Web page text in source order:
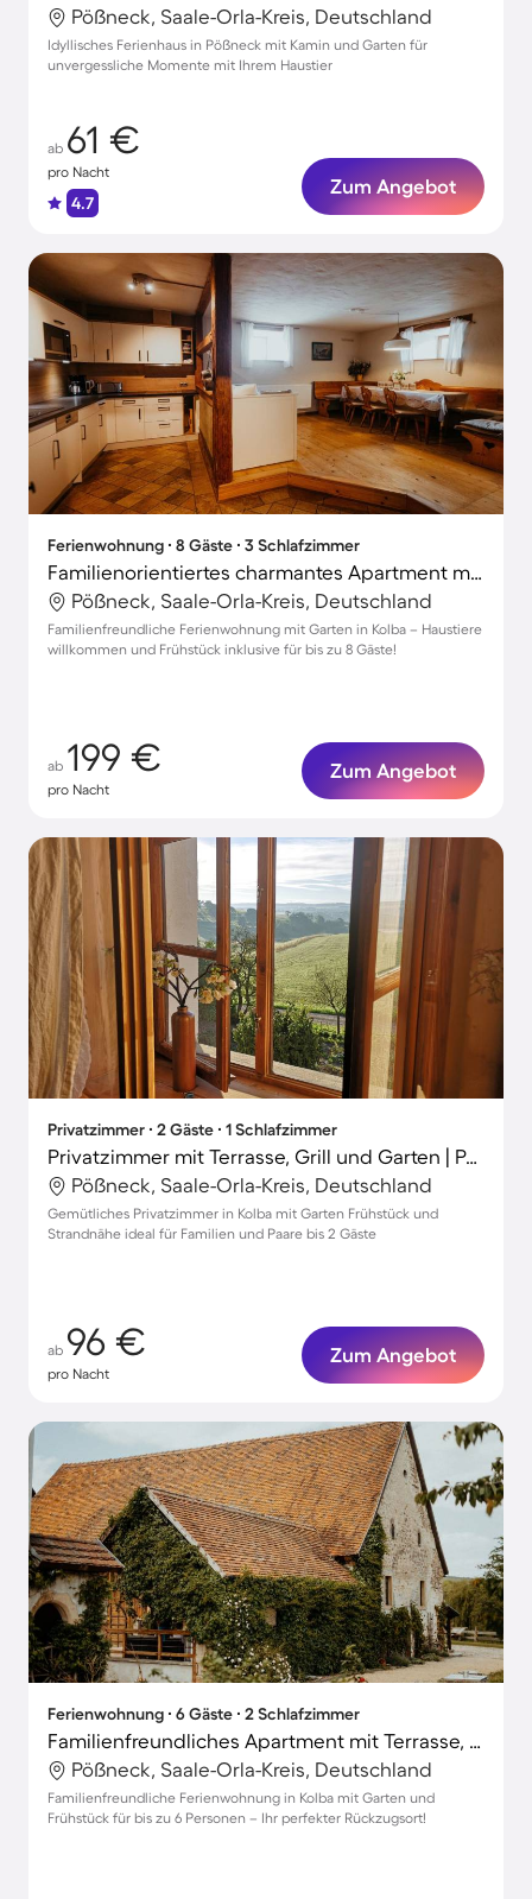
Pößneck, Saale-Orla-Kreis, Deutschland
Idyllisches Ferienhaus in Pößneck mit Kamin und Garten für
unvergessliche Momente mit Ihrem Haustier
ab 61 €
pro Nacht
4.7
Zum Angebot
Ferienwohnung ∙ 8 Gäste ∙ 3 Schlafzimmer
Familienorientiertes charmantes Apartment mit Terrasse, Grill und Garten | Haustierfreundlich
Pößneck, Saale-Orla-Kreis, Deutschland
Familienfreundliche Ferienwohnung mit Garten in Kolba – Haustiere
willkommen und Frühstück inklusive für bis zu 8 Gäste!
ab 199 €
pro Nacht
Zum Angebot
Privatzimmer ∙ 2 Gäste ∙ 1 Schlafzimmer
Privatzimmer mit Terrasse, Grill und Garten | Panoramablick
Pößneck, Saale-Orla-Kreis, Deutschland
Gemütliches Privatzimmer in Kolba mit Garten Frühstück und
Strandnähe ideal für Familien und Paare bis 2 Gäste
ab 96 €
pro Nacht
Zum Angebot
Ferienwohnung ∙ 6 Gäste ∙ 2 Schlafzimmer
Familienfreundliches Apartment mit Terrasse, Garten und Grill | Panoramablick
Pößneck, Saale-Orla-Kreis, Deutschland
Familienfreundliche Ferienwohnung in Kolba mit Garten und
Frühstück für bis zu 6 Personen – Ihr perfekter Rückzugsort!